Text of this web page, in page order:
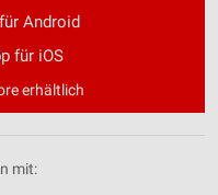
Android
für iOS
erhältlich
mit: